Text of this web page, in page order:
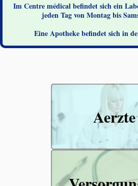
Im Centre médical befindet sich ein
jeden Tag von Montag bis
Eine Apotheke befindet sich in
Aerzte